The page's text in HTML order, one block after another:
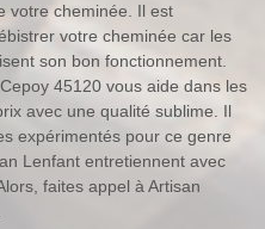
votre cheminée. Il est
votre cheminée car les
son bon fonctionnement.
45120 vous aide dans les
avec une qualité sublime. Il
expérimentés pour ce genre
Lenfant entretiennent avec
faites appel à Artisan